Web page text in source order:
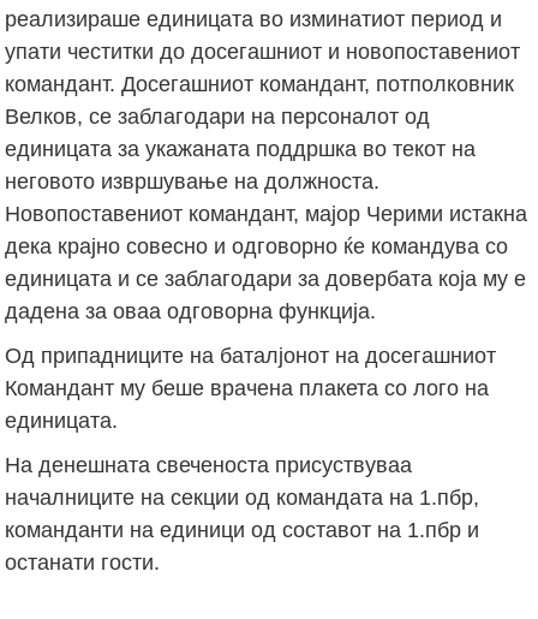
реализираше единицата во изминатиот период и
упати честитки до досегашниот и новопоставениот
командант. Досегашниот командант, потполковник
Велков, се заблагодари на персоналот од
единицата за укажаната поддршка во текот на
неговото извршување на должноста.
Новопоставениот командант, мајор Черими истакна
дека крајно совесно и одговорно ќе командува со
единицата и се заблагодари за довербата која му е
дадена за оваа одговорна функција.
Од припадниците на баталјонот на досегашниот
Командант му беше врачена плакета со лого на
единицата.
На денешната свеченоста присуствуваа
началниците на секции од командата на 1.пбр,
команданти на единици од составот на 1.пбр и
останати гости.